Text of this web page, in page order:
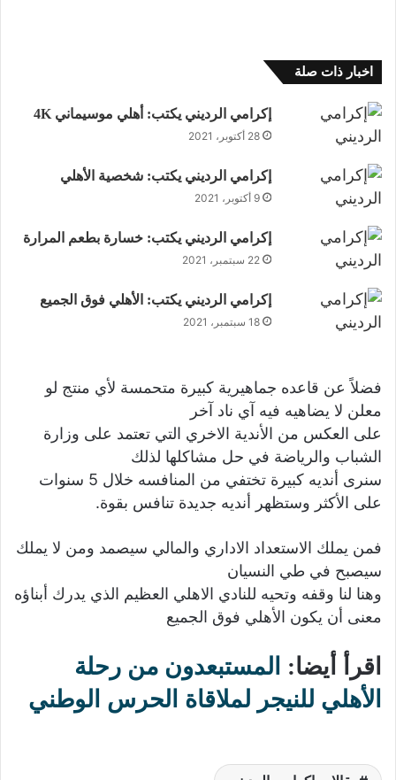
اخبار ذات صلة
إكرامي الرديني يكتب: ‏أهلي موسيماني 4K
28 أكتوبر، 2021
إكرامي الرديني يكتب: ‏شخصية الأهلي
9 أكتوبر، 2021
إكرامي الرديني يكتب: خسارة بطعم المرارة
22 سبتمبر، 2021
‏إكرامي الرديني يكتب: الأهلي فوق الجميع
18 سبتمبر، 2021
‏فضلاً عن قاعده جماهيرية كبيرة متحمسة لأي منتج لو
معلن لا يضاهيه فيه آي ناد آخر
‏على العكس من الأندية الاخري التي تعتمد على وزارة
الشباب والرياضة في حل مشاكلها ‏لذلك
‏سنرى أنديه كبيرة تختفي من المنافسه خلال 5 سنوات
على الأكثر وستظهر أنديه جديدة تنافس بقوة.
‏فمن يملك الاستعداد الاداري والمالي سيصمد ‏ومن لا يملك
سيصبح في طي النسيان
وهنا لنا وقفه وتحيه للنادي الاهلي العظيم الذي يدرك أبناؤه
معنى أن يكون ‏الأهلي فوق الجميع
اقرأ أيضا: المستبعدون من رحلة
الأهلي للنيجر لملاقاة الحرس الوطني